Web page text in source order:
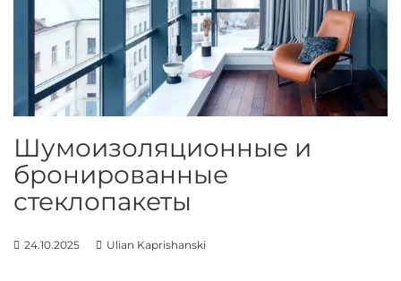
н
и
о
н
и
д
в
р
Шумоизоляционные и
бронированные
стеклопакеты
24.10.2025 Ulian Kaprishanski